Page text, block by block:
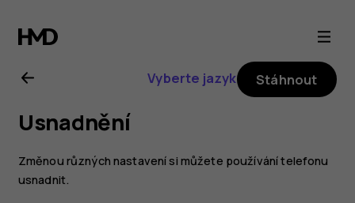
Uživatelská
příručka
k telefonu
Nokia 3.2
Vyberte jazyk Stáhnout
Usnadnění
Změnou různých nastavení si můžete používání telefonu
usnadnit.